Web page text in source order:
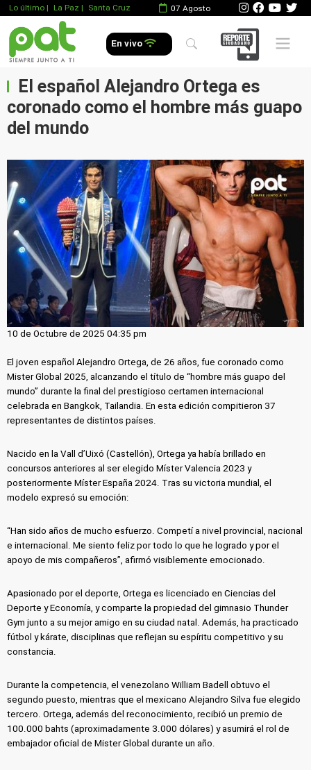
Lo último | La Paz | Santa Cruz 07 Agosto
En vivo Mobile
El español Alejandro Ortega es
coronado como el hombre más guapo
del mundo
10 de Octubre de 2025 04:35 pm
El joven español Alejandro Ortega, de 26 años, fue coronado como
Mister Global 2025, alcanzando el título de “hombre más guapo del
mundo” durante la final del prestigioso certamen internacional
celebrada en Bangkok, Tailandia. En esta edición compitieron 37
representantes de distintos países.
Nacido en la Vall d’Uixó (Castellón), Ortega ya había brillado en
concursos anteriores al ser elegido Míster Valencia 2023 y
posteriormente Míster España 2024. Tras su victoria mundial, el
modelo expresó su emoción:
“Han sido años de mucho esfuerzo. Competí a nivel provincial, nacional
e internacional. Me siento feliz por todo lo que he logrado y por el
apoyo de mis compañeros”, afirmó visiblemente emocionado.
Apasionado por el deporte, Ortega es licenciado en Ciencias del
Deporte y Economía, y comparte la propiedad del gimnasio Thunder
Gym junto a su mejor amigo en su ciudad natal. Además, ha practicado
fútbol y kárate, disciplinas que reflejan su espíritu competitivo y su
constancia.
Durante la competencia, el venezolano William Badell obtuvo el
segundo puesto, mientras que el mexicano Alejandro Silva fue elegido
tercero. Ortega, además del reconocimiento, recibió un premio de
100.000 bahts (aproximadamente 3.000 dólares) y asumirá el rol de
embajador oficial de Mister Global durante un año.